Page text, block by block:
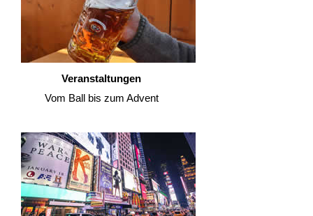
Veranstaltungen
Vom Ball bis zum Advent